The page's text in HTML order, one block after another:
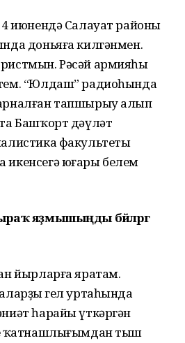
июнендә Салауат районы
доньяға килгәнмен.
Рәсәй армияһы
“Юлдаш” радиоһында
тапшырыу алып
Башҡорт дәүләт
факультеты
икенсегә юғары белем
яҙмышыңды бәйләргә
йырларға яратам.
гел уртаһында
һарайы үткәргән
ҡатнашлығымдан тыш